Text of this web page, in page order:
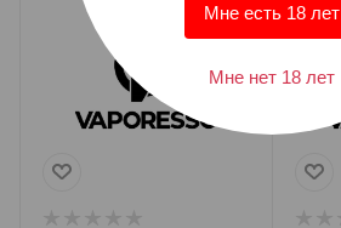
Мне есть 18 лет
Мне нет 18 лет